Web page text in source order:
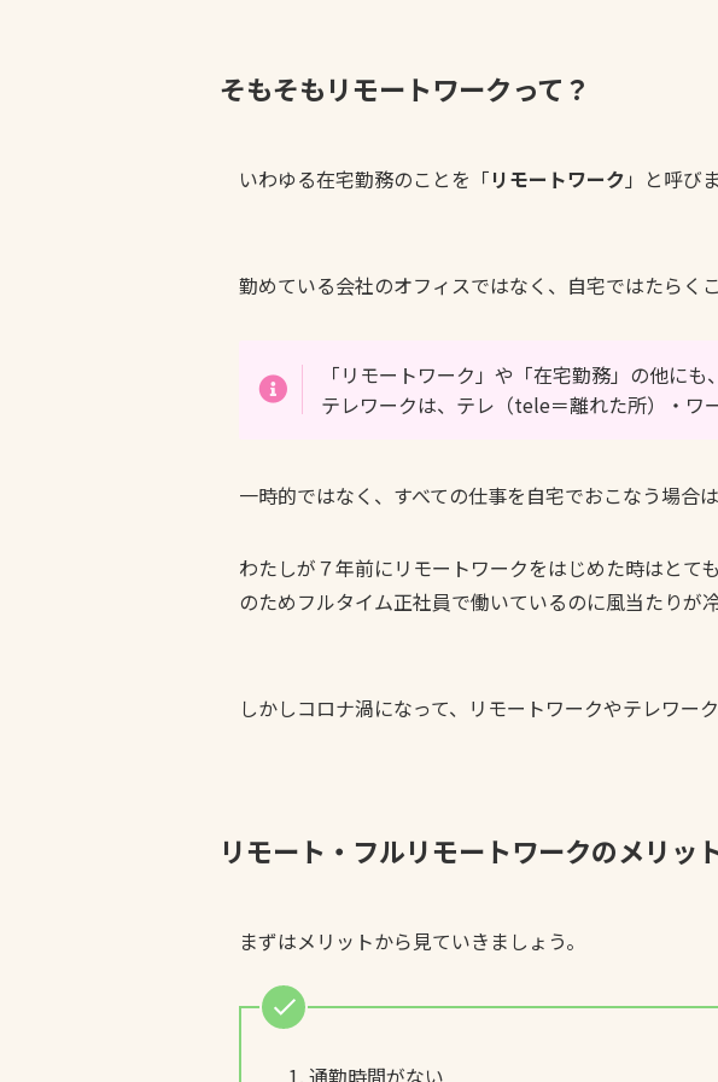
そもそもリモートワークって？
いわゆる在宅勤務のことを「リモートワーク 」と呼び
勤めている会社のオフィスではなく、自宅ではたらく
「リモートワーク」や「在宅勤務」の他にも
テレワークは、テレ（tele＝離れた所）・ワ
一時的ではなく、すべての仕事を自宅でおこなう場合
わたしが７年前にリモートワークをはじめた時はと
のためフルタイム正社員で働いているのに風当たりが
しかしコロナ渦になって、リモートワークやテレワ
リモート・フルリモートワークのメリッ
まずはメリットから見ていきましょう。
通勤時間がない